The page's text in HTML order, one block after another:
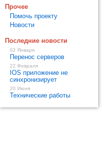
Прочее
Помочь проекту
Новости
Последние новости
02 Января
Перенос серверов
22 Февраля
IOS приложение не
синхронизирует
20 Июня
Технические работы